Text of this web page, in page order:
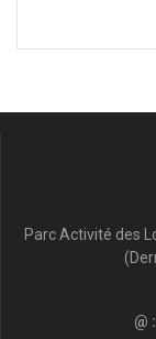
Parc Activité des
@ :